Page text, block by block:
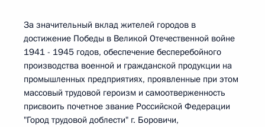
За значительный вклад жителей городов в
достижение Победы в Великой Отечественной войне
1941 - 1945 годов, обеспечение бесперебойного
производства военной и гражданской продукции на
промышленных предприятиях, проявленные при этом
массовый трудовой героизм и самоотверженность
присвоить почетное звание Российской Федерации
"Город трудовой доблести" г. Боровичи,